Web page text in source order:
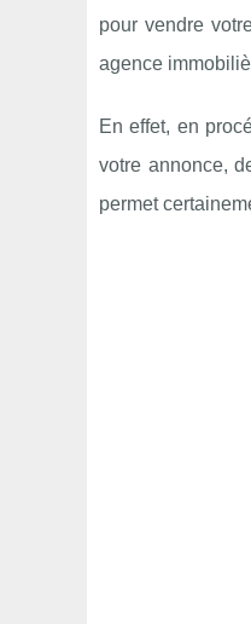
pour vendre
agence
En effet, en
votre annonce,
permet